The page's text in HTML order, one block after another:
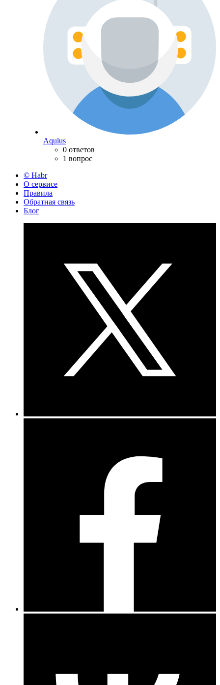
Aqulus
0 ответов
1 вопрос
© Habr
О сервисе
Правила
Обратная связь
Блог